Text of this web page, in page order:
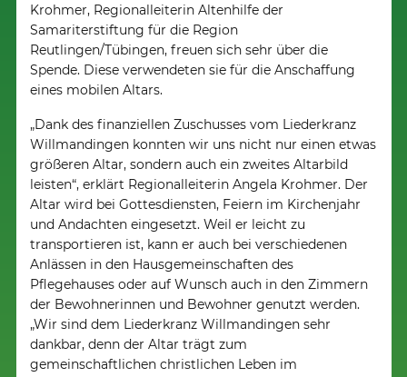
Krohmer, Regionalleiterin Altenhilfe der
Samariterstiftung für die Region
Reutlingen/Tübingen, freuen sich sehr über die
Spende. Diese verwendeten sie für die Anschaffung
eines mobilen Altars.
„Dank des finanziellen Zuschusses vom Liederkranz
Willmandingen konnten wir uns nicht nur einen etwas
größeren Altar, sondern auch ein zweites Altarbild
leisten“, erklärt Regionalleiterin Angela Krohmer. Der
Altar wird bei Gottesdiensten, Feiern im Kirchenjahr
und Andachten eingesetzt. Weil er leicht zu
transportieren ist, kann er auch bei verschiedenen
Anlässen in den Hausgemeinschaften des
Pflegehauses oder auf Wunsch auch in den Zimmern
der Bewohnerinnen und Bewohner genutzt werden.
„Wir sind dem Liederkranz Willmandingen sehr
dankbar, denn der Altar trägt zum
gemeinschaftlichen christlichen Leben im